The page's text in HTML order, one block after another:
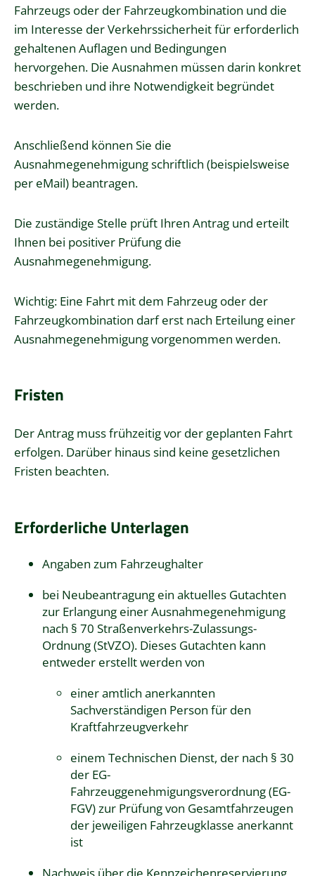
Fahrzeugs oder der Fahrzeugkombination und die
im Interesse der Verkehrssicherheit für erforderlich
gehaltenen Auflagen und Bedingungen
hervorgehen. Die Ausnahmen müssen darin konkret
beschrieben und ihre Notwendigkeit begründet
werden.
Anschließend können Sie die
Ausnahmegenehmigung schriftlich (beispielsweise
per eMail) beantragen.
Die zuständige Stelle prüft Ihren Antrag und erteilt
Ihnen bei positiver Prüfung die
Ausnahmegenehmigung.
Wichtig: Eine Fahrt mit dem Fahrzeug oder der
Fahrzeugkombination darf erst nach Erteilung einer
Ausnahmegenehmigung vorgenommen werden.
Fristen
Der Antrag muss frühzeitig vor der geplanten Fahrt
erfolgen. Darüber hinaus sind keine gesetzlichen
Fristen beachten.
Erforderliche Unterlagen
Angaben zum Fahrzeughalter
bei Neubeantragung ein aktuelles Gutachten
zur Erlangung einer Ausnahmegenehmigung
nach § 70 Straßenverkehrs-Zulassungs-
Ordnung (StVZO). Dieses Gutachten kann
entweder erstellt werden von
einer amtlich anerkannten
Sachverständigen Person für den
Kraftfahrzeugverkehr
einem Technischen Dienst, der nach § 30
der EG-
Fahrzeuggenehmigungsverordnung (EG-
FGV) zur Prüfung von Gesamtfahrzeugen
der jeweiligen Fahrzeugklasse anerkannt
ist